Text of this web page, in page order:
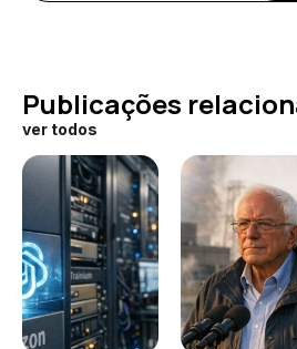
Publicações
ver todos